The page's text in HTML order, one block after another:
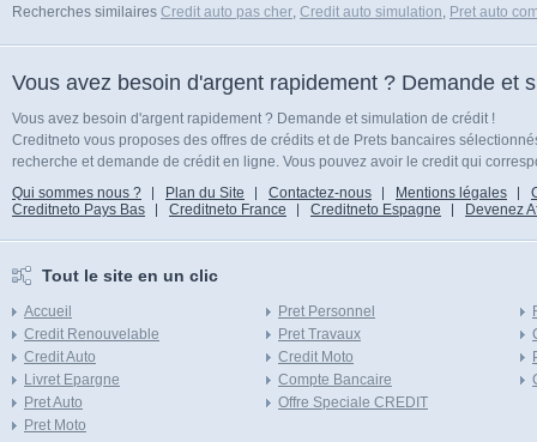
Recherches similaires Credit auto pas cher, Credit auto simulation, Pret auto
Vous avez besoin d'argent rapidement ? Demande et
Vous avez besoin d'argent rapidement ? Demande et simulation de crédit !
Creditneto vous proposes des offres de crédits et de Prets bancaires
recherche et demande de crédit en ligne. Vous pouvez avoir le credit qui
Qui sommes nous ?
Plan du Site Contactez-nous Mentions légales
Creditneto Pays Bas
Creditneto France Creditneto Espagne Devenez
Tout le site en un clic
Accueil
Credit Renouvelable
Credit Auto
Livret Epargne
Pret Auto
Pret Moto
Pret Personnel
Pret Travaux
Credit Moto
Compte Bancaire
Offre Speciale CREDIT